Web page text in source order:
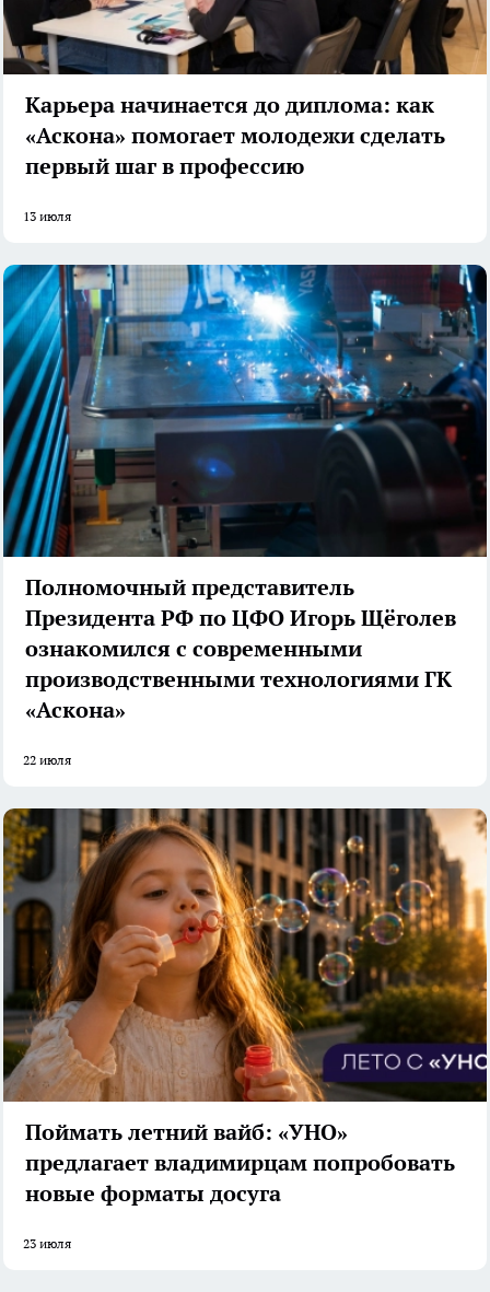
Карьера начинается до диплома: как
«Аскона» помогает молодежи сделать
первый шаг в профессию
13 июля
Полномочный представитель
Президента РФ по ЦФО Игорь Щёголев
ознакомился с современными
производственными технологиями ГК
«Аскона»
22 июля
Поймать летний вайб: «УНО»
предлагает владимирцам попробовать
новые форматы досуга
23 июля